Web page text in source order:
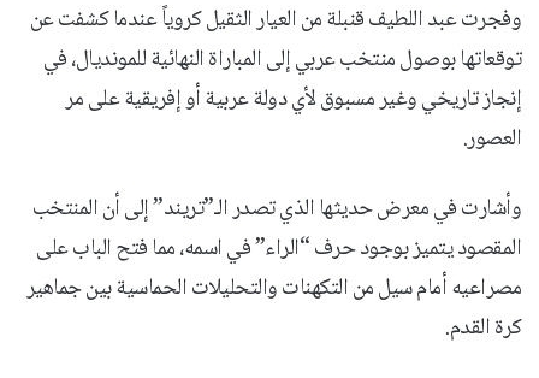
وفجرت عبد اللطيف قنبلة من العيار الثقيل كروياً عندما كشفت عن
توقعاتها بوصول منتخب عربي إلى المباراة النهائية للمونديال، في
إنجاز تاريخي وغير مسبوق لأي دولة عربية أو إفريقية على مر
العصور.
وأشارت في معرض حديثها الذي تصدر الـ”تريند” إلى أن المنتخب
المقصود يتميز بوجود حرف “الراء” في اسمه، مما فتح الباب على
مصراعيه أمام سيل من التكهنات والتحليلات الحماسية بين جماهير
كرة القدم.